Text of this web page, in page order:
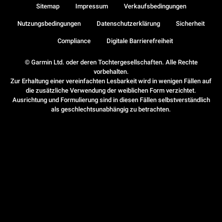
© Garmin Ltd. oder deren Tochtergesellschaften. Alle Rechte
vorbehalten.
Zur Erhaltung einer vereinfachten Lesbarkeit wird in wenigen Fällen auf
die zusätzliche Verwendung der weiblichen Form verzichtet.
Ausrichtung und Formulierung sind in diesen Fällen selbstverständlich
als geschlechtsunabhängig zu betrachten.
Sitemap Impressum Verkaufsbedingungen
Nutzungsbedingungen Datenschutzerklärung Sicherheit
Compliance Digitale Barrierefreiheit